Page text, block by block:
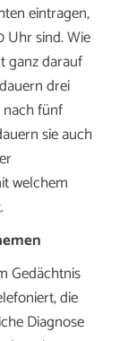
eintragen,
Uhr sind. Wie
ganz darauf
drei
fünf
sie auch
welchem
Gedächtnis
die
Diagnose